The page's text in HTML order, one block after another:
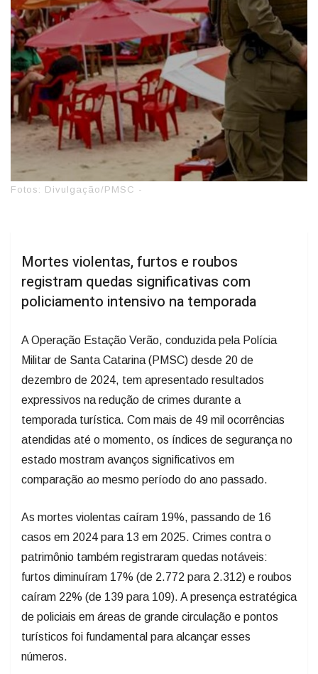
Fotos: Divulgação/PMSC -
Mortes violentas, furtos e roubos
registram quedas significativas com
policiamento intensivo na temporada
A Operação Estação Verão, conduzida pela Polícia
Militar de Santa Catarina (PMSC) desde 20 de
dezembro de 2024, tem apresentado resultados
expressivos na redução de crimes durante a
temporada turística. Com mais de 49 mil ocorrências
atendidas até o momento, os índices de segurança no
estado mostram avanços significativos em
comparação ao mesmo período do ano passado.
As mortes violentas caíram 19%, passando de 16
casos em 2024 para 13 em 2025. Crimes contra o
patrimônio também registraram quedas notáveis:
furtos diminuíram 17% (de 2.772 para 2.312) e roubos
caíram 22% (de 139 para 109). A presença estratégica
de policiais em áreas de grande circulação e pontos
turísticos foi fundamental para alcançar esses
números.